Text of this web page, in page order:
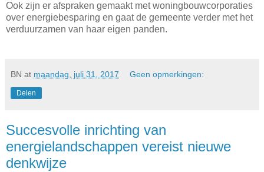
Ook zijn er afspraken gemaakt met woningbouwcorporaties
over energiebesparing en gaat de gemeente verder met het
verduurzamen van haar eigen panden.
BN at maandag, juli 31, 2017 Geen opmerkingen:
Delen
Succesvolle inrichting van
energielandschappen vereist nieuwe
denkwijze